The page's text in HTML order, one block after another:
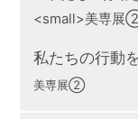
私たちの行動
美専展②